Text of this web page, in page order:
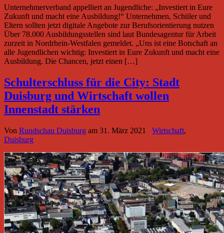
Unternehmerverband appelliert an Jugendliche: „Investiert in Eure
Zukunft und macht eine Ausbildung!“ Unternehmen, Schüler und
Eltern sollten jetzt digitale Angebote zur Berufsorientierung nutzen
Über 78.000 Ausbildungsstellen sind laut Bundesagentur für Arbeit
zurzeit in Nordrhein-Westfalen gemeldet. „Uns ist eine Botschaft an
alle Jugendlichen wichtig: Investiert in Eure Zukunft und macht eine
Ausbildung. Die Chancen, jetzt einen […]
Schulterschluss für die City: Stadt
Duisburg und Wirtschaft wollen
Innenstadt stärken
Von Rundschau Duisburg am 31. März 2021 Wirtschaft,
Duisburg